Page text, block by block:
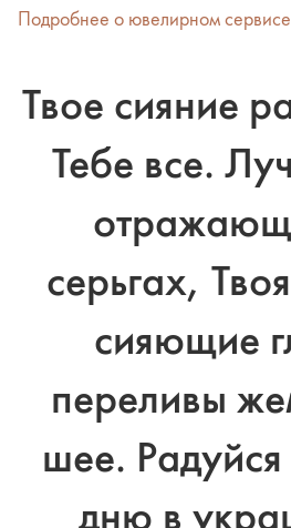
Подробнее о ювелирном
Твое сияние
Тебе все.
серьгах,
сияющие
переливы
шее.
дню в